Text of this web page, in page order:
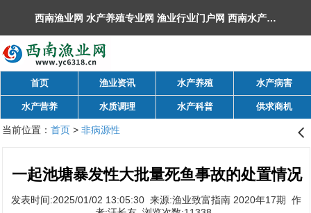
西南渔业网 水产养殖专业网 渔业行业门户网 ​西南水产网 丰祥渔业网 永川水花网，欢迎光临！
首页 渔业资讯 水产养殖 水产病害
水产营养 水质调理 水产科普 供求商机
当前位置： 首页> 非病源性 󰊒
一起池塘暴发性大批量死鱼事故的处置情况
发表时间:2025/01/02 13:05:30 来源:渔业致富指南 2020年17期 作